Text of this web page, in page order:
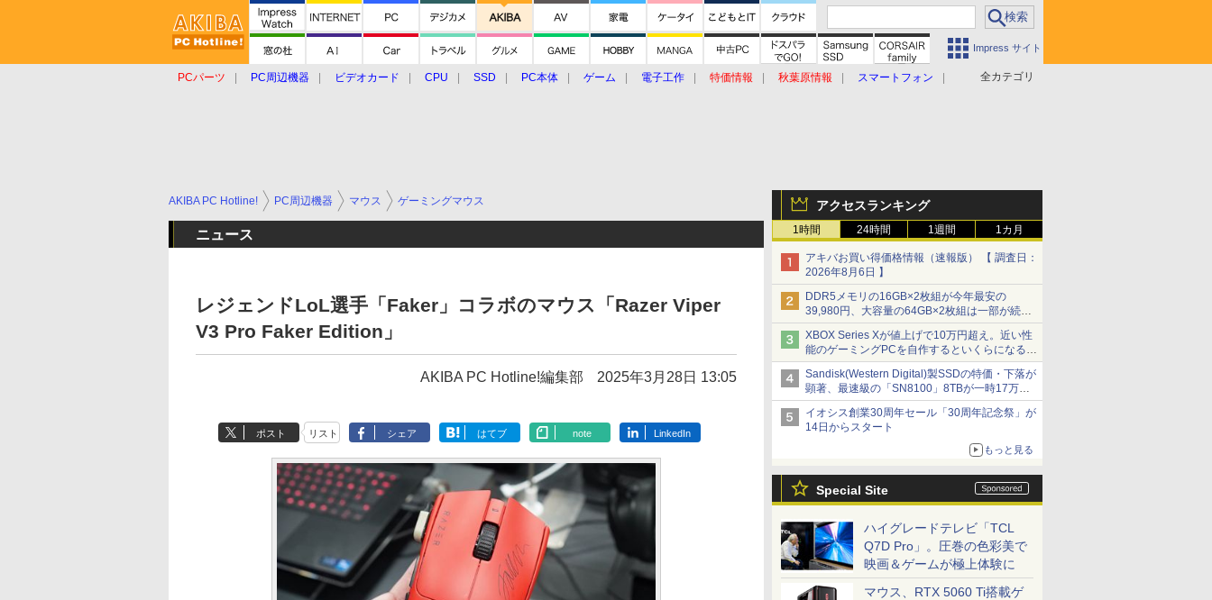
Impress サイト
全カテゴリ
PCパーツ PC周辺機器 ビデオカード CPU SSD PC本体 ゲーム 電子工作 特価情報 秋葉原情報
スマートフォン
アクセスランキング
1時間 24時間 1週間 1カ月
アキバお買い得価格情報（速報版） 【 調査日：
2026年8月6日 】
DDR5メモリの16GB×2枚組が今年最安の
39,980円、大容量の64GB×2枚組は一部が続騰
[8月前半のメモリ価格]
XBOX Series Xが値上げで10万円超え。近い性
能のゲーミングPCを自作するといくらになる？
【石田賀津男の『酒の肴にPCゲーム』】
Sandisk(Western Digital)製SSDの特価・下落が
顕著、最速級の「SN8100」8TBが一時17万円
割れ [8月前半のSSD価格]
イオシス創業30周年セール「30周年記念祭」が
14日からスタート
もっと見る
Special Site
ハイグレードテレビ「TCL
Q7D Pro」。圧巻の色彩美で
映画＆ゲームが極上体験に
マウス、RTX 5060 Ti搭載ゲ
AKIBA PC Hotline! PC周辺機器 マウス ゲーミングマウス
ニュース
レジェンドLoL選手「Faker」コラボのマウス「Razer Viper
V3 Pro Faker Edition」
AKIBA PC Hotline!編集部 2025年3月28日 13:05
ポスト リスト シェア はてブ note LinkedIn